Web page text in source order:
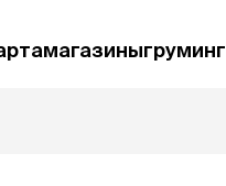
магазиныгруминг